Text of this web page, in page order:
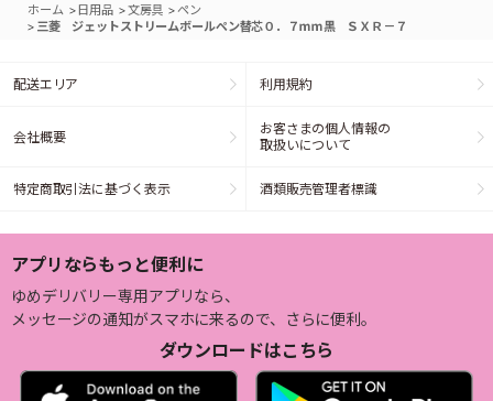
ホーム > 日用品 >文房具 >ペン
> 三菱 ジェットストリームボールペン替芯０．７ｍｍ黒 ＳＸＲ－７
配送エリア 利用規約
会社概要
お客さまの個人情報の
取扱いについて
特定商取引法に基づく表示 酒類販売管理者標識
アプリならもっと便利に
ゆめデリバリー専用アプリなら、
メッセージの通知がスマホに来るので、さらに便利。
ダウンロードはこちら